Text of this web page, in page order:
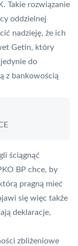
Takie rozwiązanie
oddzielnej
nadzieję, że ich
Getin, który
do
z bankowością
ściągnąć
BP chce, by
pragną mieć
się więc także
deklaracje,
zbliżeniowe